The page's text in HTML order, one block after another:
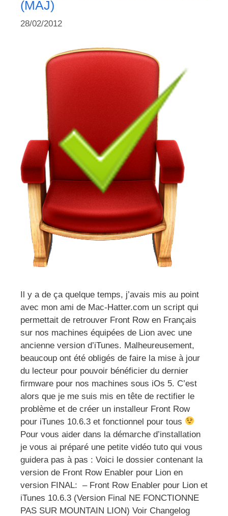
(MAJ)
28/02/2012
Il y a de ça quelque temps, j’avais mis au point
avec mon ami de Mac-Hatter.com un script qui
permettait de retrouver Front Row en Français
sur nos machines équipées de Lion avec une
ancienne version d’iTunes. Malheureusement,
beaucoup ont été obligés de faire la mise à jour
du lecteur pour pouvoir bénéficier du dernier
firmware pour nos machines sous iOs 5. C’est
alors que je me suis mis en tête de rectifier le
problème et de créer un installeur Front Row
pour iTunes 10.6.3 et fonctionnel pour tous
Pour vous aider dans la démarche d’installation
je vous ai préparé une petite vidéo tuto qui vous
guidera pas à pas : Voici le dossier contenant la
version de Front Row Enabler pour Lion en
version FINAL: – Front Row Enabler pour Lion et
iTunes 10.6.3 (Version Final NE FONCTIONNE
PAS SUR MOUNTAIN LION) Voir Changelog